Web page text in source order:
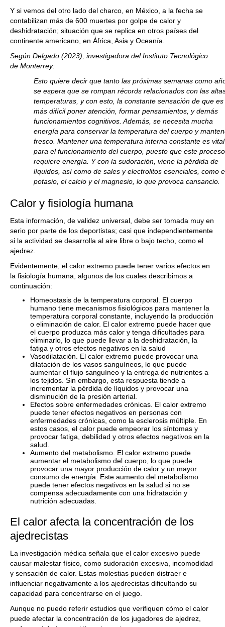
Y si vemos del otro lado del charco, en México, a la fecha se
contabilizan más de 600 muertes por golpe de calor y
deshidratación; situación que se replica en otros países del
continente americano, en África, Asia y Oceanía.
Según Delgado (2023), investigadora del Instituto Tecnológico
de Monterrey:
Esto quiere decir que tanto las próximas semanas como
se espera que se rompan récords relacionados con las
temperaturas, y con esto, la constante sensación de que es
más difícil poner atención, formar pensamientos, y demás
funcionamientos cognitivos. Además, se necesita mucha
energía para conservar la temperatura del cuerpo y
fresco. Mantener una temperatura interna constante es vital
para el funcionamiento del cuerpo, puesto que este proceso
requiere energía. Y con la sudoración, viene la pérdida de
líquidos, así como de sales y electrolitos esenciales, como
potasio, el calcio y el magnesio, lo que provoca cansancio.
Calor y fisiología humana
Esta información, de validez universal, debe ser tomada muy en
serio por parte de los deportistas; casi que independientemente
si la actividad se desarrolla al aire libre o bajo techo, como el
ajedrez.
Evidentemente, el calor extremo puede tener varios efectos en
la fisiología humana, algunos de los cuales describimos a
continuación:
Homeostasis de la temperatura corporal. El cuerpo
humano tiene mecanismos fisiológicos para mantener la
temperatura corporal constante, incluyendo la producción
o eliminación de calor. El calor extremo puede hacer que
el cuerpo produzca más calor y tenga dificultades para
eliminarlo, lo que puede llevar a la deshidratación, la
fatiga y otros efectos negativos en la salud
Vasodilatación. El calor extremo puede provocar una
dilatación de los vasos sanguíneos, lo que puede
aumentar el flujo sanguíneo y la entrega de nutrientes a
los tejidos. Sin embargo, esta respuesta tiende a
incrementar la pérdida de líquidos y provocar una
disminución de la presión arterial.
Efectos sobre enfermedades crónicas. El calor extremo
puede tener efectos negativos en personas con
enfermedades crónicas, como la esclerosis múltiple. En
estos casos, el calor puede empeorar los síntomas y
provocar fatiga, debilidad y otros efectos negativos en la
salud.
Aumento del metabolismo. El calor extremo puede
aumentar el metabolismo del cuerpo, lo que puede
provocar una mayor producción de calor y un mayor
consumo de energía. Este aumento del metabolismo
puede tener efectos negativos en la salud si no se
compensa adecuadamente con una hidratación y
nutrición adecuadas.
El calor afecta la concentración de los
ajedrecistas
La investigación médica señala que el calor excesivo puede
causar malestar físico, como sudoración excesiva, incomodidad
y sensación de calor. Estas molestias pueden distraer e
influenciar negativamente a los ajedrecistas dificultando su
capacidad para concentrarse en el juego.
Aunque no puedo referir estudios que verifiquen cómo el calor
puede afectar la concentración de los jugadores de ajedrez,